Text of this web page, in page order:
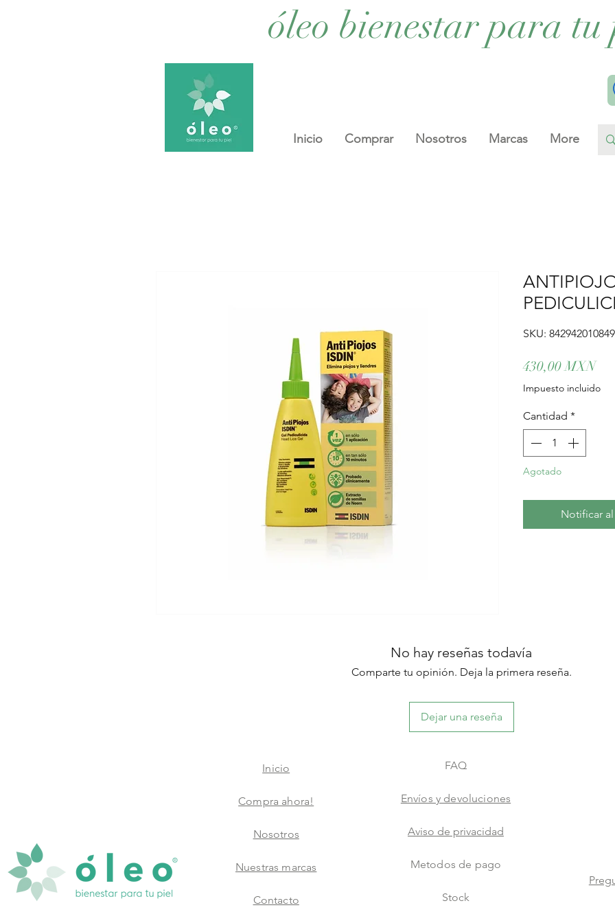
óleo bienestar para tu
Inicio Comprar Nosotros Marcas More
SKU:
430,00 MXN
Impuesto incluido
Cantidad *
Agotado
Notificar
No hay reseñas todavía
Comparte tu opinión. Deja la primera reseña.
Dejar una reseña
Inicio
Compra ahora!
Nosotros
Nuestras marcas
Contacto
FAQ
Envíos y devoluciones
Aviso de privacidad
Metodos de pago
Stock